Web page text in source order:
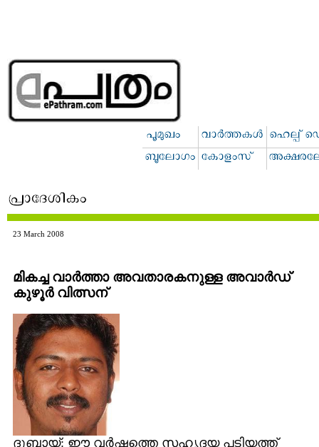
23 March 2008
മികച്ച വാര്‍ത്താ അവതാരകനുള്ള അവാര്‍ഡ്
കുഴൂര്‍ വിത്സന്
ദുബായ്: ഈ വര്‍ഷത്തെ സഹൃദയ പടിയത്ത്